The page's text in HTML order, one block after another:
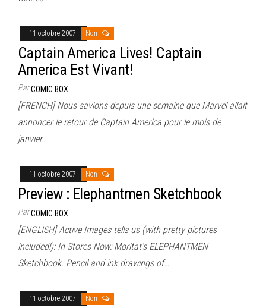
11 octobre 2007 Non
Captain America Lives! Captain
America Est Vivant!
ParCOMIC BOX
[FRENCH] Nous savions depuis une semaine que Marvel allait
annoncer le retour de Captain America pour le mois de
janvier…
11 octobre 2007 Non
Preview : Elephantmen Sketchbook
ParCOMIC BOX
[ENGLISH] Active Images tells us (with pretty pictures
included!): In Stores Now: Moritat’s ELEPHANTMEN
Sketchbook. Pencil and ink drawings of…
11 octobre 2007 Non